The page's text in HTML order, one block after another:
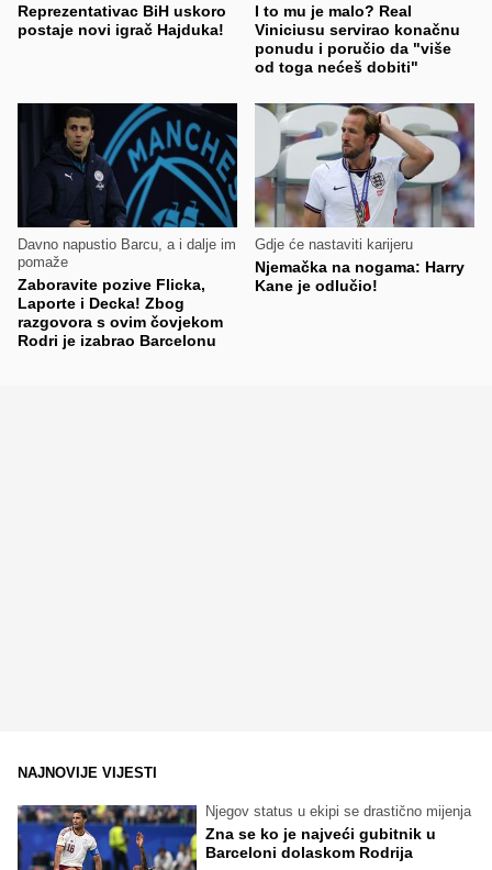
Reprezentativac BiH uskoro
postaje novi igrač Hajduka!
I to mu je malo? Real
Viniciusu servirao konačnu
ponudu i poručio da "više
od toga nećeš dobiti"
Davno napustio Barcu, a i dalje im
pomaže
Zaboravite pozive Flicka,
Laporte i Decka! Zbog
razgovora s ovim čovjekom
Rodri je izabrao Barcelonu
Gdje će nastaviti karijeru
Njemačka na nogama: Harry
Kane je odlučio!
NAJNOVIJE VIJESTI
Njegov status u ekipi se drastično mijenja
Zna se ko je najveći gubitnik u
Barceloni dolaskom Rodrija